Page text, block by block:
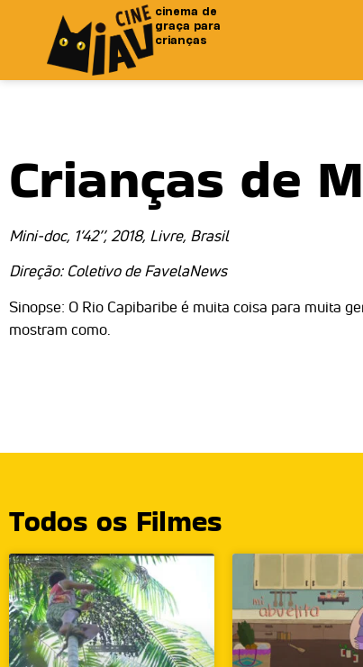
cinema de
graça para
crianças
Crianças de
Mini-doc, 1’42’’, 2018, Livre, Brasil
Direção: Coletivo de FavelaNews
Sinopse: O Rio Capibaribe é muita coisa para muita
mostram como.
Todos os Filmes